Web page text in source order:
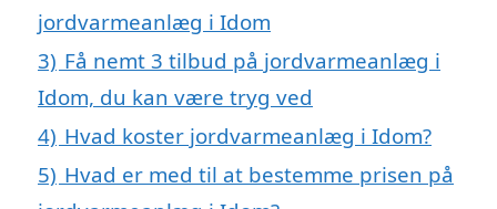
jordvarmeanlæg i Idom
3) Få nemt 3 tilbud på jordvarmeanlæg i
Idom, du kan være tryg ved
4) Hvad koster jordvarmeanlæg i Idom?
5) Hvad er med til at bestemme prisen på